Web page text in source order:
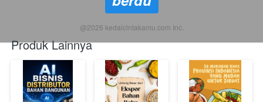
@2026 kedaicintakamu.com Inc.
Produk Lainnya